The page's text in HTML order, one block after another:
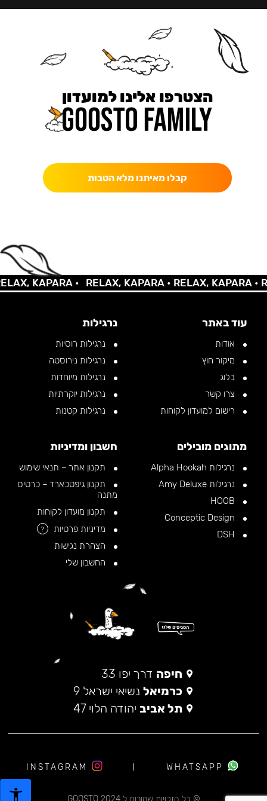
הצטרפו אלינו למועדון
קבלו מאיתנו מלא הטבות
KAPARA • RELAX, KAPARA •RELAX, KAPARA •
עוד באתר
אודות
מיקור חוץ
בלוג
צרו קשר
רישום למועדון לקוחות
נרגילות
נרגילות רוסיות
נרגילות נירוסטה
נרגילות מיוחדות
נרגילות יוקרתיות
נרגילות קטנות
מתוגים מובילים
נרגילות Alpha Hookah
נרגילות Amy Deluxe
חשבון ומדיניות
תקנון אתר – תנאי שימוש
תקנון גיפטכארד – כרטיס
מתנה
תקנון מועדון לקוחות
מדיניות פרטיות
?
הצהרת נגישות
החשבון שלי
חיפה דרך יפו 33
כרמיאל נשיאי ישראל 9
תל אביב יהודה הלוי 47
WHATSAPP
INSTAGRAM